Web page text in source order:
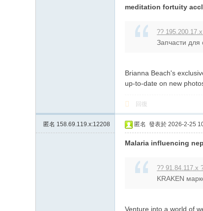
Gl
meditation fortuity
??
Запчасти для
Brianna Beach's
up-to-date on new
回復
匿名 158.69.119.x:12208 匿名 發表於 2026-2-25
Malaria influencing
?? 91.84.117.x
KRAKEN
Venture into a world of